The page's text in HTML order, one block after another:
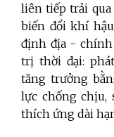
liên tiếp trải
biến đổi khí
định địa - chính
trị thời đại:
tăng trưởng
lực chống chịu,
thích ứng dài